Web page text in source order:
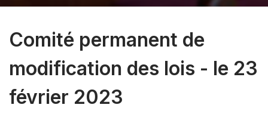
Comité permanent de
modification des lois - le 23
février 2023